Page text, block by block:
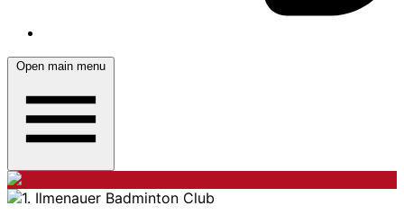
Open main menu